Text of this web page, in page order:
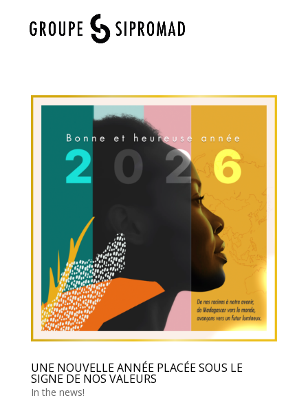
UNE NOUVELLE ANNÉE PLACÉE SOUS LE
SIGNE DE NOS VALEURS
In the news!